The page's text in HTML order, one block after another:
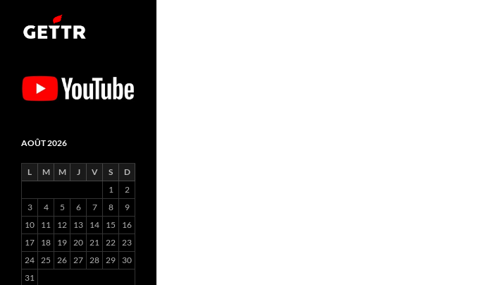
AOÛT 2026
L M M J V S
D
1
2
3
4 5 6 7 8
9
10
11 12 13 14 15
16
17
18 19 20 21 22 23
24 25 26 27 28 29
30
31